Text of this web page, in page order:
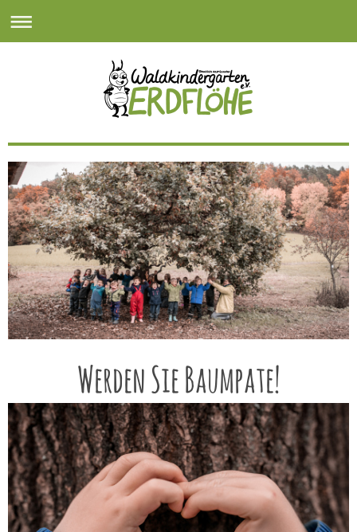
Werden Sie Baumpate!